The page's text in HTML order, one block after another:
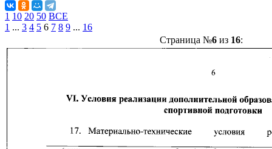
1 10 20 50 ВСЕ
1 ... 3 4 5 6 7 8 9 ... 16
Страница №6из 16: